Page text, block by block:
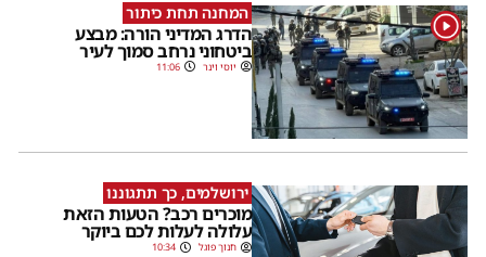
1 המחנה תחת כיתור
הדרג המדיני הורה: מבצע
ביטחוני נרחב סמוך לעיר
יוסי וינר 11:06
ירושלמים, כך תתגוננו
מוכרים רכב? הטעות הזאת
עלולה לעלות לכם ביוקר
חנוך פוגל 10:34